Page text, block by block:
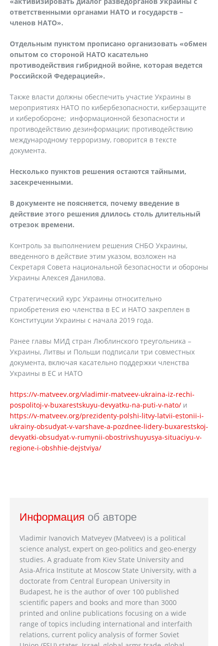
ответственными органами НАТО и государств –
членов НАТО».
Отдельным пунктом прописано организовать «обмен
опытом со стороной НАТО касательно
противодействия гибридной войне, которая ведется
Российской Федерацией».
Также власти должны обеспечить участие Украины в
мероприятиях НАТО по кибербезопасности, киберзащите
и киберобороне; информационной безопасности и
противодействию дезинформации; противодействию
международному терроризму, говорится в тексте
документа.
Несколько пунктов решения остаются тайными,
засекреченными.
В документе не поясняется, почему введение в
действие этого решения длилось столь длительный
отрезок времени.
Контроль за выполнением решения СНБО Украины,
введенного в действие этим указом, возложен на
Секретаря Совета национальной безопасности и обороны
Украины Алексея Данилова.
Стратегический курс Украины относительно
приобретения ею членства в ЕС и НАТО закреплен в
Конституции Украины с начала 2019 года.
Ранее главы МИД стран Люблинского треугольника –
Украины, Литвы и Польши подписали три совместных
документа, включая касательно поддержки членства
Украины в ЕС и НАТО
https://v-matveev.org/vladimir-matveev-ukraina-iz-rechi-
pospolitoj-v-buxarestskuyu-devyatku-na-puti-v-nato/ и
https://v-matveev.org/prezidenty-polshi-litvy-latvii-estonii-i-
ukrainy-obsudyat-v-varshave-a-pozdnee-lidery-buxarestskoj-
devyatki-obsudyat-v-rumynii-obostrivshuyusya-situaciyu-v-
regione-i-obshhie-dejstviya/
Информация об авторе
Vladimir Ivanovich Matveyev (Matveev) is a political
science analyst, expert on geo-politics and geo-energy
studies. A graduate from Kiev State University and
Asia-Africa Institute at Moscow State University, with a
doctorate from Central European University in
Budapest, he is the author of over 100 published
scientific papers and books and more than 3000
printed and online publications focusing on a wide
range of topics including international and interfaith
relations, current policy analysis of former Soviet